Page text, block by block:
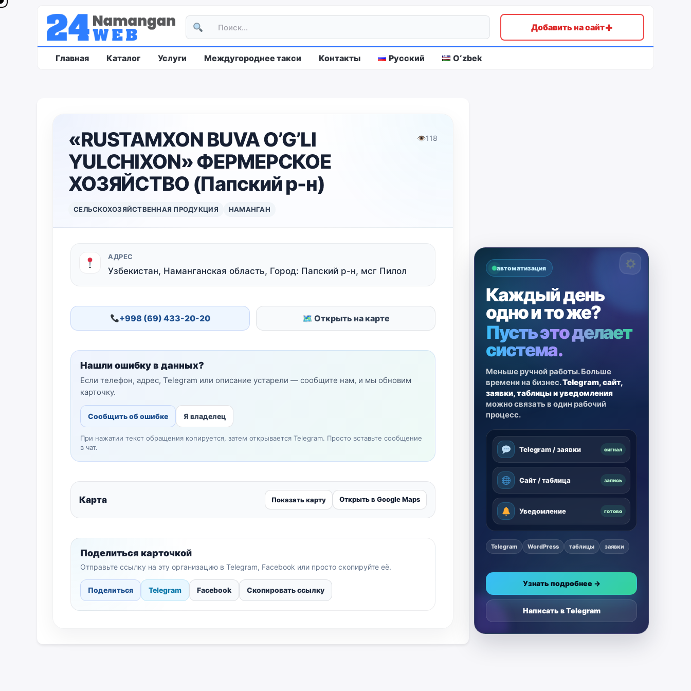
Добавить на сайт+
Главная Каталог Услуги Междугороднее такси Контакты Русский Oʻzbek
«RUSTAMXON BUVA O’G’LI
YULCHIXON» ФЕРМЕРСКОЕ
ХОЗЯЙСТВО (Папский р-н)
👁118
СЕЛЬСКОХОЗЯЙСТВЕННАЯ ПРОДУКЦИЯ НАМАНГАН
АДРЕС
Узбекистан, Наманганская область, Город: Папский р-н, мсг Пилол
+998 (69) 433-20-20 🗺 Открыть на карте
Нашли ошибку в данных?
Если телефон, адрес, Telegram или описание устарели — сообщите нам, и мы обновим
карточку.
Сообщить об ошибке Я владелец
При нажатии текст обращения копируется, затем открывается Telegram. Просто вставьте сообщение
в чат.
Карта Показать карту Открыть в Google Maps
Поделиться карточкой
Отправьте ссылку на эту организацию в Telegram, Facebook или просто скопируйте её.
Поделиться Telegram Facebook Скопировать ссылку
автоматизация
Каждый день
одно и то же?
Пусть это делает
система.
Меньше ручной работы. Больше
времени на бизнес.Telegram, сайт,
заявки, таблицы и уведомления
можно связать в один рабочий
процесс.
Telegram / заявки сигнал
Сайт / таблица запись
Уведомление готово
Telegram WordPress таблицы заявки
Узнать подробнее →
Написать в Telegram